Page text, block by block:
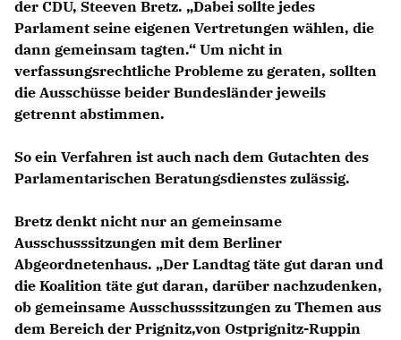
der CDU, Steeven Bretz. „Dabei sollte jedes
Parlament seine eigenen Vertretungen wählen, die
dann gemeinsam tagten.“ Um nicht in
verfassungsrechtliche Probleme zu geraten, sollten
die Ausschüsse beider Bundesländer jeweils
getrennt abstimmen.
So ein Verfahren ist auch nach dem Gutachten des
Parlamentarischen Beratungsdienstes zulässig.
Bretz denkt nicht nur an gemeinsame
Ausschusssitzungen mit dem Berliner
Abgeordnetenhaus. „Der Landtag täte gut daran und
die Koalition täte gut daran, darüber nachzudenken,
ob gemeinsame Ausschusssitzungen zu Themen aus
dem Bereich der Prignitz,von Ostprignitz-Ruppin